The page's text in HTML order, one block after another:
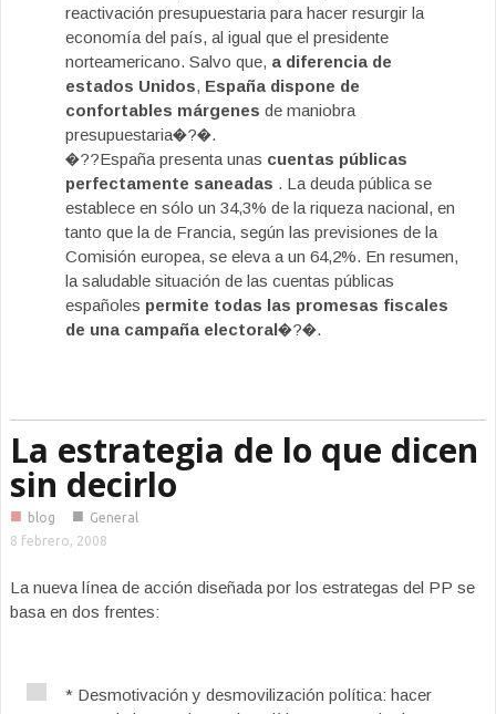
reactivación presupuestaria para hacer resurgir la
economía del país, al igual que el presidente
norteamericano. Salvo que, a diferencia de
estados Unidos, España dispone de
confortables márgenes de maniobra
presupuestaria�?�.
�??España presenta unas cuentas públicas
perfectamente saneadas . La deuda pública se
establece en sólo un 34,3% de la riqueza nacional, en
tanto que la de Francia, según las previsiones de la
Comisión europea, se eleva a un 64,2%. En resumen,
la saludable situación de las cuentas públicas
españoles permite todas las promesas fiscales
de una campaña electoral�?�.
La estrategia de lo que dicen
sin decirlo
■ blog ■ General
8 febrero, 2008
La nueva línea de acción diseñada por los estrategas del PP se
basa en dos frentes:
* Desmotivación y desmovilización política: hacer